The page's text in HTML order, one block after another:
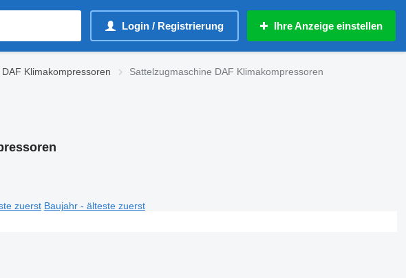
Login / Registrierung Ihre Anzeige einstellen
DAF Klimakompressoren Sattelzugmaschine DAF Klimakompressoren
zuerst Baujahr - älteste zuerst